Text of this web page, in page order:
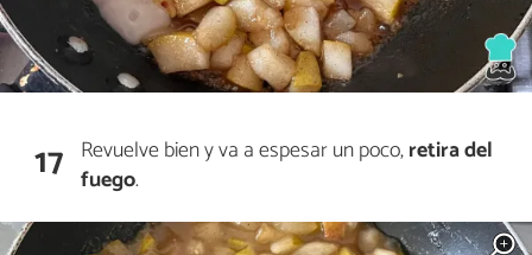
17 Revuelve bien y va a espesar un poco,retira del
fuego.